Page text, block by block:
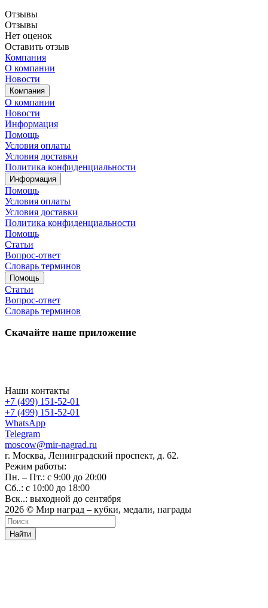
Отзывы
Отзывы
Нет оценок
Оставить отзыв
Компания
О компании
Новости
Компания
О компании
Новости
Информация
Помощь
Условия оплаты
Условия доставки
Политика конфиденциальности
Информация
Помощь
Условия оплаты
Условия доставки
Политика конфиденциальности
Помощь
Статьи
Вопрос-ответ
Словарь терминов
Помощь
Статьи
Вопрос-ответ
Словарь терминов
Скачайте наше приложение
Наши контакты
+7 (499) 151-52-01
+7 (499) 151-52-01
WhatsApp
Telegram
moscow@mir-nagrad.ru
г. Москва, Ленинградский проспект, д. 62.
Режим работы:
Пн. – Пт.: с 9:00 до 20:00
Сб..: с 10:00 до 18:00
Вск..: выходной до сентября
2026 © Мир наград – кубки, медали, награды
Найти